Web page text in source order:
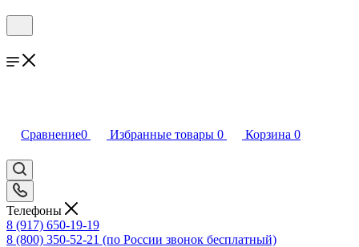
Сравнение0 Избранные товары 0 Корзина 0
Телефоны
8 (917) 650-19-19
8 (800) 350-52-21 (по России звонок бесплатный)